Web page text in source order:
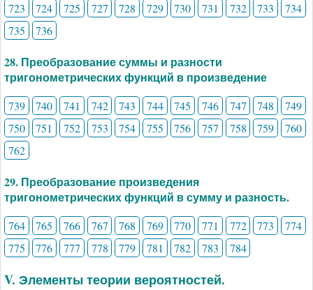
723
724 725 727 728 729 730 731 732 733
734
735
736
28. Преобразование суммы и разности
тригонометрических функций в произведение
739 740 741 742 743 744 745 746 747 748
749
750
751 752 753 754 755 756 757 758 759
760
762
29. Преобразование произведения
тригонометрических функций в сумму и разность.
764 765 766 767 768 769 770 771 772 773
774
775
776 777 778 779 781 782 783 784
V. Элементы теории вероятностей.